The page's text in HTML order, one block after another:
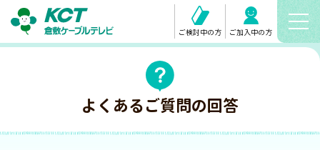
ご検討中の方 ご加入中の方
よくあるご質問の回答